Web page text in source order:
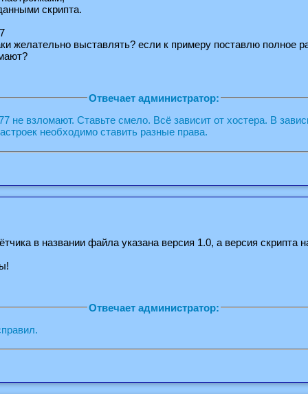
скрипта.
желательно выставлять? если к примеру поставлю полное
Отвечает администратор:
не взломают. Ставьте смело. Всё зависит от хостера. В
необходимо ставить разные права.
в названии файла указана версия 1.0, а версия скрипта
Отвечает администратор: